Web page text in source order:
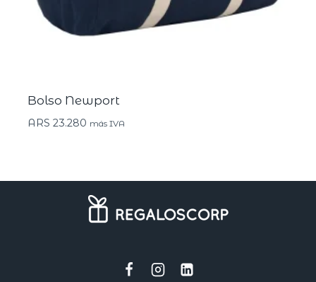
Bolso Newport
ARS 23.280 más IVA